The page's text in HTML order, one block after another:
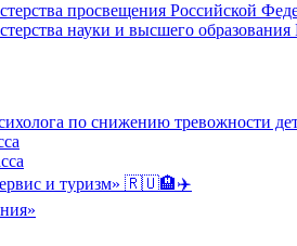
просвещения Российской
науки и высшего образования
по снижению тревожности
и туризм» 🇷🇺🏨✈️